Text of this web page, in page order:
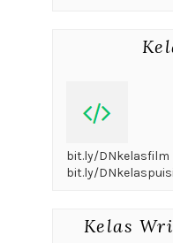
bit.ly/DNkelasfilm
bit.ly/DNkelaspuisi
Kelas